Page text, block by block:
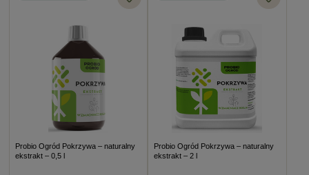
Probio Ogród Pokrzywa – naturalny
ekstrakt – 0,5 l
Probio Ogród Pokrzywa – naturalny
ekstrakt – 2 l